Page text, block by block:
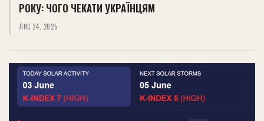
РОКУ: ЧОГО ЧЕКАТИ УКРАЇНЦЯМ
ЛИС 24, 2025